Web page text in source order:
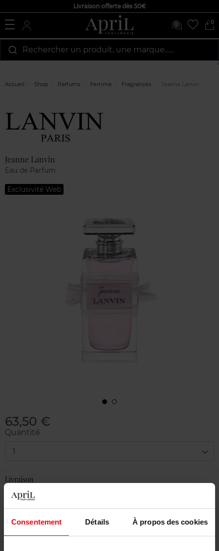
Consentement Détails À propos des cookies
Livraison offerte dès 50€
0
Rechercher un produit, une marque…...
Accueil Shop Parfums Femme Fragrances Jeanne Lanvin
Jeanne Lanvin
Eau de Parfum
Exclusivité Web
63,50 €
Quantité
1
Livraison
En stock
Ajouter au panier
Livraison gratuite à partir de 50€